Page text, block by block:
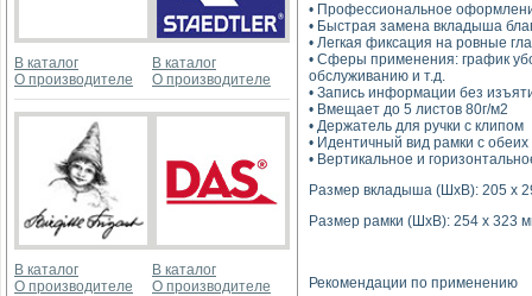
В каталог
О производителе
В каталог
О производителе
В каталог
О производителе
В каталог
О производителе
• Профессиональное
• Быстрая замена вкладыша
• Легкая фиксация на ровные
• Сферы применения: график
обслуживанию и т.д.
• Запись информации без
• Вмещает до 5 листов 80г/м2
• Держатель для ручки с клипом
• Идентичный вид рамки с обеих
• Вертикальное и
Размер вкладыша (ШхВ): 205 х
Размер рамки (ШхВ): 254 х 323
Рекомендации по применению